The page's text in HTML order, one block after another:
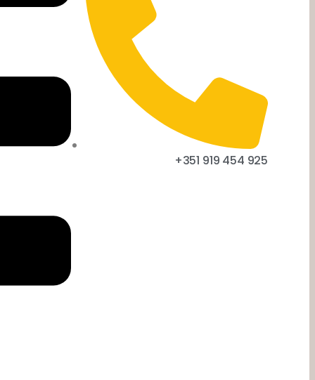
+351 919 454 925